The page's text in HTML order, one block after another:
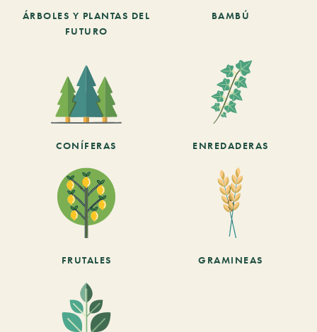
ÁRBOLES Y PLANTAS DEL
FUTURO
BAMBÚ
CONÍFERAS ENREDADERAS
FRUTALES GRAMINEAS